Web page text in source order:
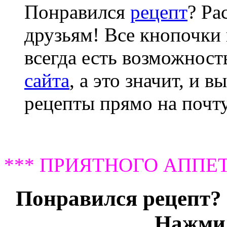
Понравился рецепт?
друзьям! Все кнопочки
всегда есть
сайта, а это значит, и
рецепты прямо на
*** ПРИЯТНОГО
Понравился